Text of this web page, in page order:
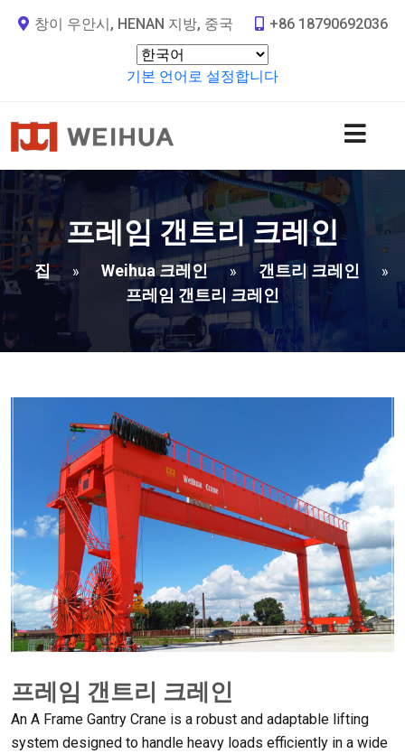
창이 우안시, HENAN 지방, 중국 +86 18790692036
기본 언어로 설정합니다
프레임 갠트리 크레인
집 » Weihua 크레인 » 갠트리 크레인 »
프레임 갠트리 크레인
프레임 갠트리 크레인
An A Frame Gantry Crane is a robust and adaptable lifting
system designed to handle heavy loads efficiently in a wide